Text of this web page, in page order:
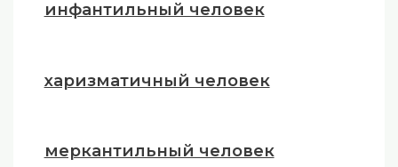
инфантильный человек
харизматичный человек
меркантильный человек